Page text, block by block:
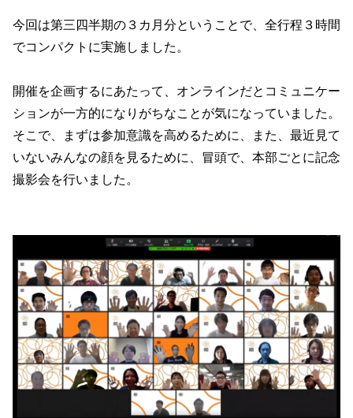
今回は第三四半期の３カ月分ということで、全行程３時間
でコンパクトに実施しました。
開催を企画するにあたって、オンラインだとコミュニケー
ションが一方的になりがちなことが気になっていました。
そこで、まずは参加意識を高めるために、また、最近見て
いないみんなの顔を見るために、冒頭で、本部ごとに記念
撮影会を行いました。